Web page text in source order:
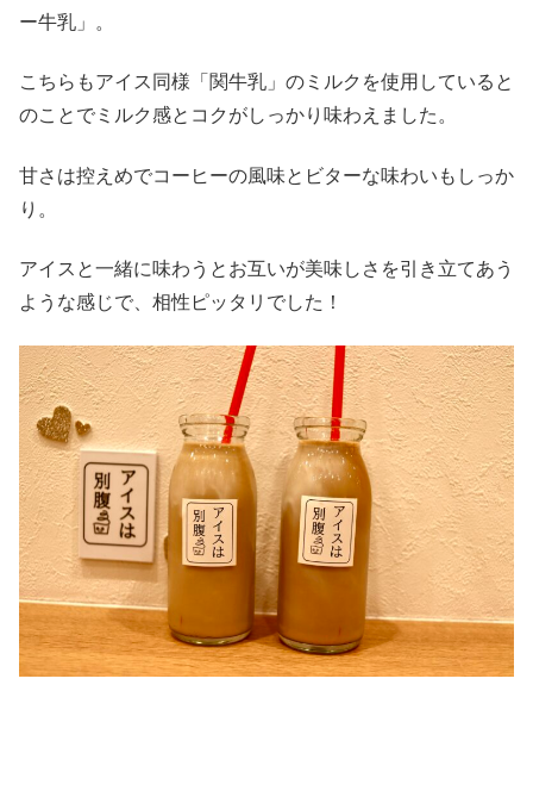
ー牛乳」。
こちらもアイス同様「関牛乳」のミルクを使用していると
のことでミルク感とコクがしっかり味わえました。
甘さは控えめでコーヒーの風味とビターな味わいもしっか
り。
アイスと一緒に味わうとお互いが美味しさを引き立てあう
ような感じで、相性ピッタリでした！